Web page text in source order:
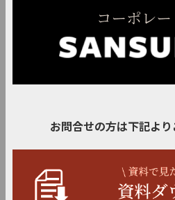
お問合せの方は下記より